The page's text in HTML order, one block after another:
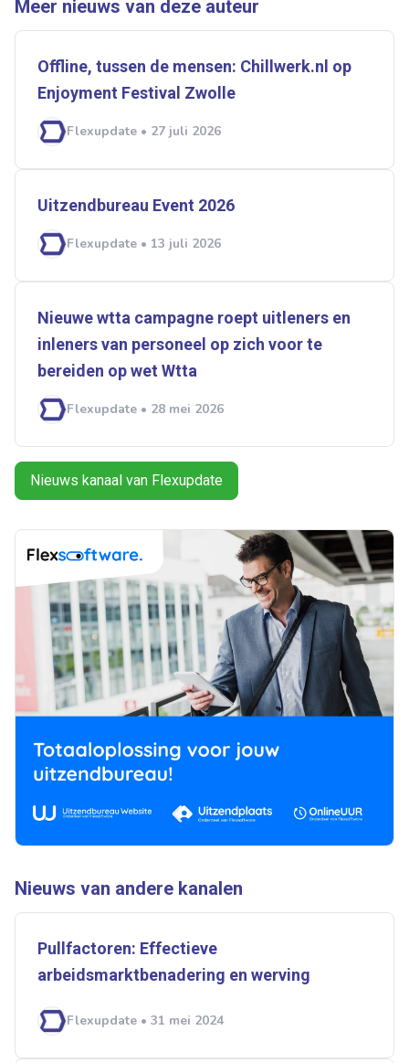
Meer nieuws van deze auteur
Offline, tussen de mensen: Chillwerk.nl op
Enjoyment Festival Zwolle
Flexupdate • 27 juli 2026
Uitzendbureau Event 2026
Flexupdate • 13 juli 2026
Nieuwe wtta campagne roept uitleners en
inleners van personeel op zich voor te
bereiden op wet ­­Wtta
Flexupdate • 28 mei 2026
Nieuws kanaal van Flexupdate
Nieuws van andere kanalen
Pullfactoren: Effectieve
arbeidsmarktbenadering en werving
Flexupdate • 31 mei 2024
Ontvang vacatures direct in
je mailbox
Alerts ontvangen
Alles
Doorzaam
Flexmarkt
Normering Arbeid
ZiPconomy